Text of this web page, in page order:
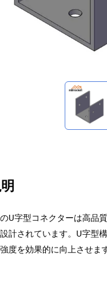
U字型コネクターは高品
計されています。U字型
度を効果的に向上させま